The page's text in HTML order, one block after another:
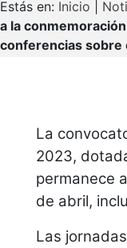
Estás en: Inicio
a la
conferencias sobre
La
2023,
permanece
de abril,
Las